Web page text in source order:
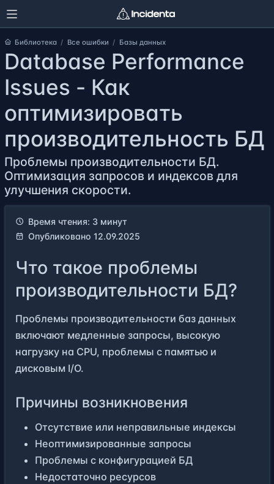
Библиотека Все ошибки Базы данных
Database Performance
Issues - Как
оптимизировать
производительность БД
Проблемы производительности БД.
Оптимизация запросов и индексов для
улучшения скорости.
Время чтения: 3 минут
Опубликовано 12.09.2025
Что такое проблемы
производительности БД?
Проблемы производительности баз данных
включают медленные запросы, высокую
нагрузку на CPU, проблемы с памятью и
дисковым I/O.
Причины возникновения
Отсутствие или неправильные индексы
Неоптимизированные запросы
Проблемы с конфигурацией БД
Недостаточно ресурсов